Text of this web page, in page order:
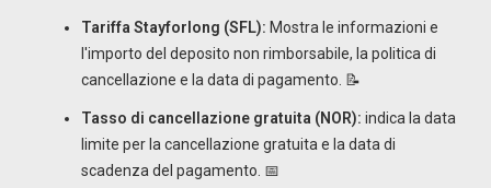
Tariffa Stayforlong (SFL): Mostra le informazioni e
l'importo del deposito non rimborsabile, la politica di
cancellazione e la data di pagamento. 📝
Tasso di cancellazione gratuita (NOR): indica la data
limite per la cancellazione gratuita e la data di
scadenza del pagamento. 📅